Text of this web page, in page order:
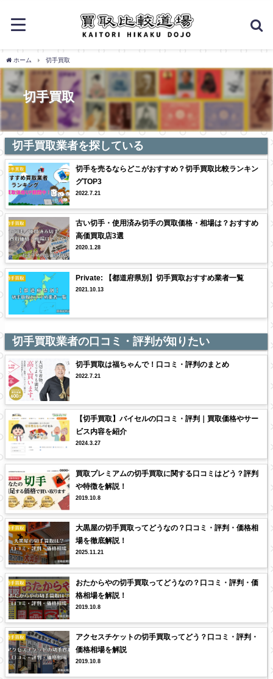
ホーム 切手買取
切手買取
切手買取業者を探している
切手を売るならどこがおすすめ？切手買取比較ランキン
グTOP3
2022.7.21
古い切手・使用済み切手の買取価格・相場は？おすすめ
高価買取店3選
2020.1.28
Private: 【都道府県別】切手買取おすすめ業者一覧
2021.10.13
切手買取業者の口コミ・評判が知りたい
切手買取は福ちゃんで！口コミ・評判のまとめ
2022.7.21
【切手買取】バイセルの口コミ・評判｜買取価格やサー
ビス内容を紹介
2024.3.27
買取プレミアムの切手買取に関する口コミはどう？評判
や特徴を解説！
2019.10.8
大黒屋の切手買取ってどうなの？口コミ・評判・価格相
場を徹底解説！
2025.11.21
おたからやの切手買取ってどうなの？口コミ・評判・価
格相場を解説！
2019.10.8
アクセスチケットの切手買取ってどう？口コミ・評判・
価格相場を解説
2019.10.8